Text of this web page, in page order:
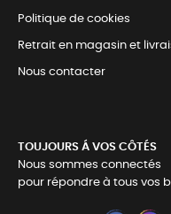
Politique de cookies
Retrait en magasin et
Nous contacter
TOUJOURS Á VOS CÔTÉS
Nous sommes connectés
pour répondre à tous vos